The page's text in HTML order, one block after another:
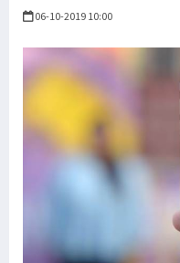
06-10-2019 10:00